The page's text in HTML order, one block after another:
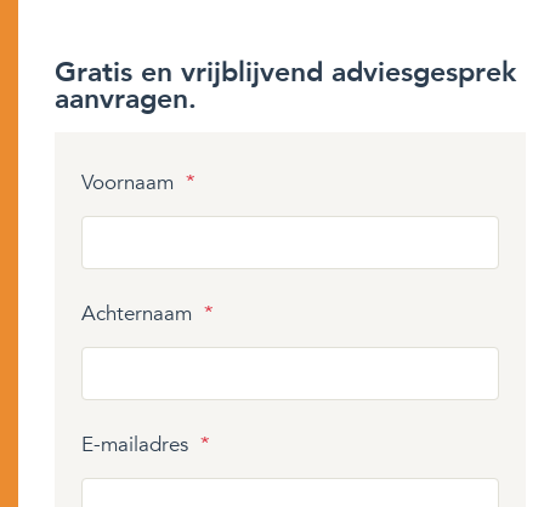
Gratis en vrijblijvend adviesgesprek
aanvragen.
Voornaam *
Achternaam *
E-mailadres *